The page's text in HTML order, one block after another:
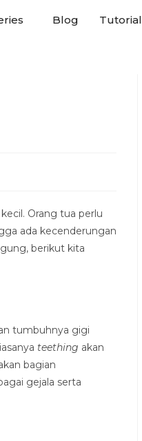
Blog Tutorial
Orang tua perlu
ada kecenderungan
berikut kita
tumbuhnya gigi
teething akan
bagian
gejala serta